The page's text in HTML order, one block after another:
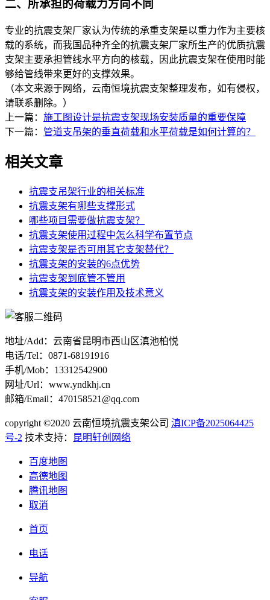
二、所承担的荷载力方向不同
专业的抗震支架厂家认为传统的承重支架是以重力作为主要核
载的系统，而我国品种齐全的抗震支架厂家所生产的优质抗震
支架主要承担管线水平方向的核载，因此抗震支架在使用时能
够给管线带来更好的支撑效果。
（本文来源于网络，云南恒境抗震支架整理发布，如有侵权，
请联系删除。）
上一篇： 施工图设计是抗震支架现场安装质量的重要保障
下一篇： 管道支吊架的垂直荷载和水平荷载是如何计算的？
相关文章
抗震支吊架行业的相关标准
抗震支架有哪些支撑形式
哪些项目需要做抗震支架？
抗震支架使用过程中怎么科学布置节点
抗震支架是否可用其它支架替代？
抗震支架的安装的6点优势
抗震支架到底管不管用
抗震支架的安装作用及技术意义
地址/Add：云南省昆明市西山区滇池柏悦
电话/Tel：0871-68191916
手机/Mob：13312542900
网址/Url：www.yndkhj.cn
邮箱/Email：470158521@qq.com
copyright ©2020 云南恒境抗震支架公司 滇ICP备2025064425
号-2 技术支持： 昆明轩创网络
百度地图
高德地图
腾讯地图
取消
首页
电话
导航